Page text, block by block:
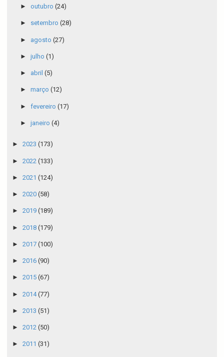
► outubro (24)
► setembro (28)
► agosto (27)
► julho (1)
► abril (5)
► março (12)
► fevereiro (17)
► janeiro (4)
► 2023 (173)
► 2022 (133)
► 2021 (124)
► 2020 (58)
► 2019 (189)
► 2018 (179)
► 2017 (100)
► 2016 (90)
► 2015 (67)
► 2014(77)
► 2013 (51)
► 2012 (50)
► 2011 (31)